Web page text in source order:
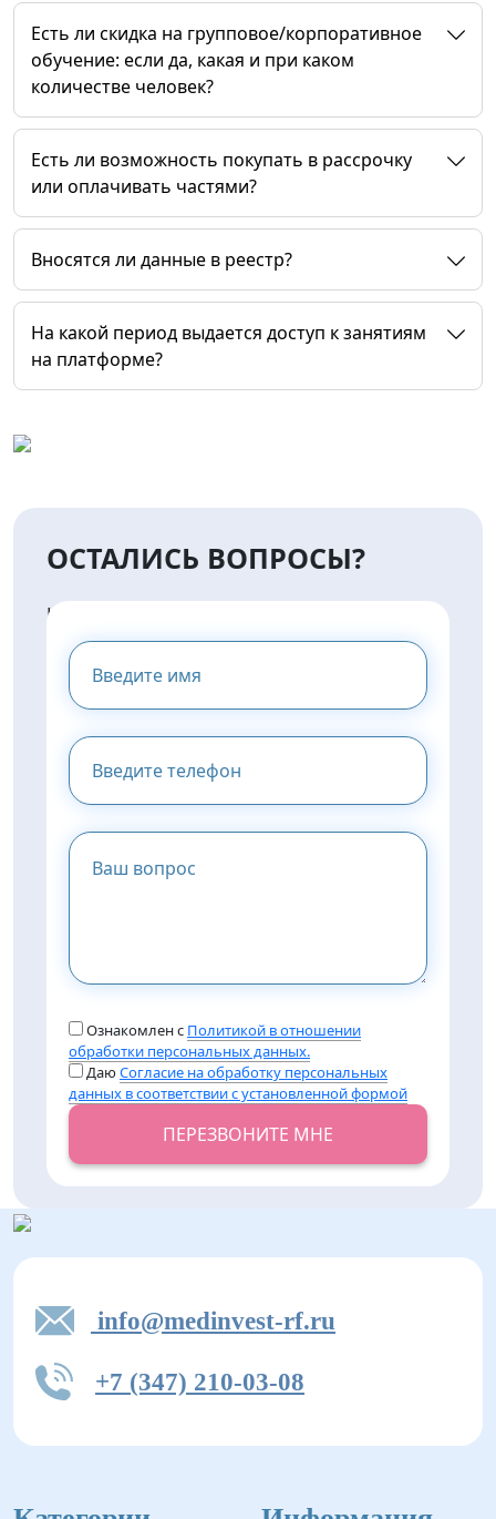
Есть ли скидка на групповое/корпоративное
обучение: если да, какая и при каком
количестве человек?
Есть ли возможность покупать в рассрочку
или оплачивать частями?
Вносятся ли данные в реестр?
На какой период выдается доступ к занятиям
на платформе?
ОСТАЛИСЬ ВОПРОСЫ?
НАПИШИТЕ НАМ И МЫ
ПРЕДОСТАВИМ ВАМ
КОНСУЛЬТАЦИЮ
Ознакомлен с Политикой в отношении
обработки персональных данных.
ДаюСогласие на обработку персональных
данных в соответствии с установленной формой
ПЕРЕЗВОНИТЕ МНЕ
info@medinvest-rf.ru
+7 (347) 210-03-08